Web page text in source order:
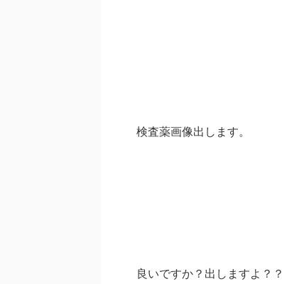
検査薬画像出します。
良いですか？出しますよ？？